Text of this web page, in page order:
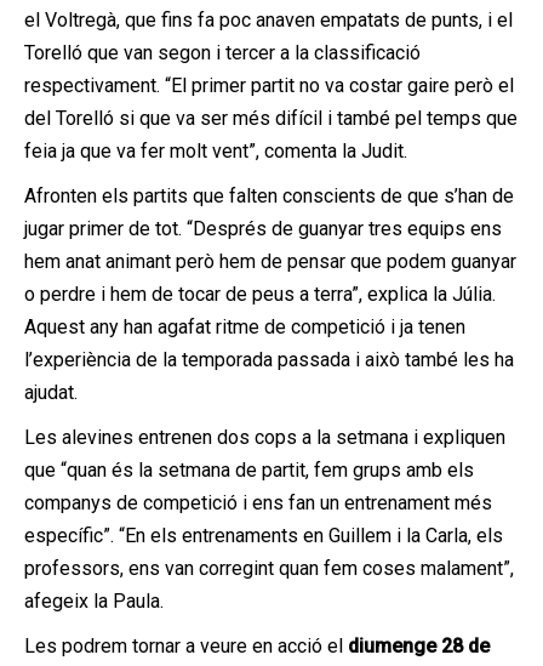
el Voltregà, que fins fa poc anaven empatats de punts, i el
Torelló que van segon i tercer a la classificació
respectivament. “El primer partit no va costar gaire però el
del Torelló si que va ser més difícil i també pel temps que
feia ja que va fer molt vent”, comenta la Judit.
Afronten els partits que falten conscients de que s’han de
jugar primer de tot. “Després de guanyar tres equips ens
hem anat animant però hem de pensar que podem guanyar
o perdre i hem de tocar de peus a terra”, explica la Júlia.
Aquest any han agafat ritme de competició i ja tenen
l’experiència de la temporada passada i això també les ha
ajudat.
Les alevines entrenen dos cops a la setmana i expliquen
que “quan és la setmana de partit, fem grups amb els
companys de competició i ens fan un entrenament més
específic”. “En els entrenaments en Guillem i la Carla, els
professors, ens van corregint quan fem coses malament”,
afegeix la Paula.
Les podrem tornar a veure en acció el diumenge 28 de